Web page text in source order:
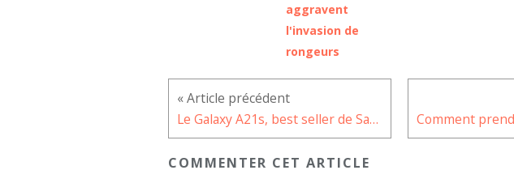
aggravent
l'invasion de
rongeurs
Le Galaxy A21s, best seller de Samsung au troisième trimestre 2020
COMMENTER CET ARTICLE